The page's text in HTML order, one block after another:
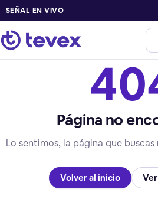
SEÑAL EN VIVO
Página no
Lo sentimos, la página que
Volver al inicio